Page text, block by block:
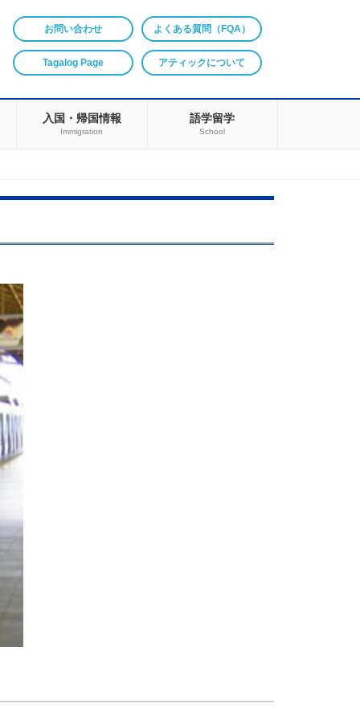
お問い合わせ よくある質問（FQA）
Tagalog Page アティックについて
入国・帰国情報
Immigration
語学留学
School